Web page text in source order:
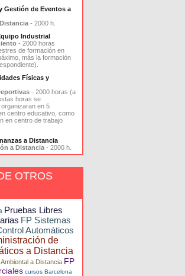
Gestión de Eventos a
- 2000 h.
Industrial
- 2000 horas
de formación en
más la formación
Físicas y
- 2000 horas (a
horas se
en 5
centro educativo, como
en centro de trabajo
a Distancia
a Distancia - 2000 h.
OTROS
Pruebas Libres
FP Sistemas
Automáticos
de
a Distancia
a Distancia FP
cursos Barcelona